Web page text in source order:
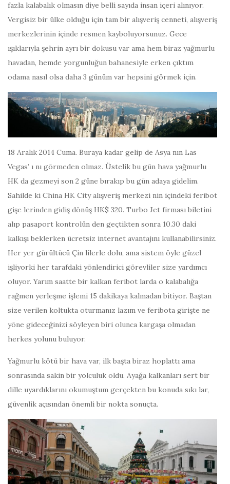
fazla kalabalık olmasın diye belli sayıda insan içeri alınıyor.
Vergisiz bir ülke olduğu için tam bir alışveriş cenneti, alışveriş
merkezlerinin içinde resmen kayboluyorsunuz. Gece
ışıklarıyla şehrin ayrı bir dokusu var ama hem biraz yağmurlu
havadan, hemde yorgunluğun bahanesiyle erken çıktım
odama nasıl olsa daha 3 günüm var hepsini görmek için.
18 Aralık 2014 Cuma. Buraya kadar gelip de Asya nın Las
Vegas’ ı nı görmeden olmaz. Üstelik bu gün hava yağmurlu
HK da gezmeyi son 2 güne bırakıp bu gün adaya gidelim.
Sahilde ki China HK City alışveriş merkezi nin içindeki feribot
gişe lerinden gidiş dönüş HK$ 320. Turbo Jet firması biletini
alıp pasaport kontrolün den geçtikten sonra 10.30 daki
kalkışı beklerken ücretsiz internet avantajını kullanabilirsiniz.
Her yer gürültücü Çin lilerle dolu, ama sistem öyle güzel
işliyorki her tarafdaki yönlendirici görevliler size yardımcı
oluyor. Yarım saatte bir kalkan feribot larda o kalabalığa
rağmen yerleşme işlemi 15 dakikaya kalmadan bitiyor. Baştan
size verilen koltukta oturmanız lazım ve feribota girişte ne
yöne gideceğinizi söyleyen biri olunca kargaşa olmadan
herkes yolunu buluyor.
Yağmurlu kötü bir hava var, ilk başta biraz hoplattı ama
sonrasında sakin bir yolculuk oldu. Ayağa kalkanları sert bir
dille uyardıklarını okumuştum gerçekten bu konuda sıkı lar,
güvenlik açısından önemli bir nokta sonuçta.